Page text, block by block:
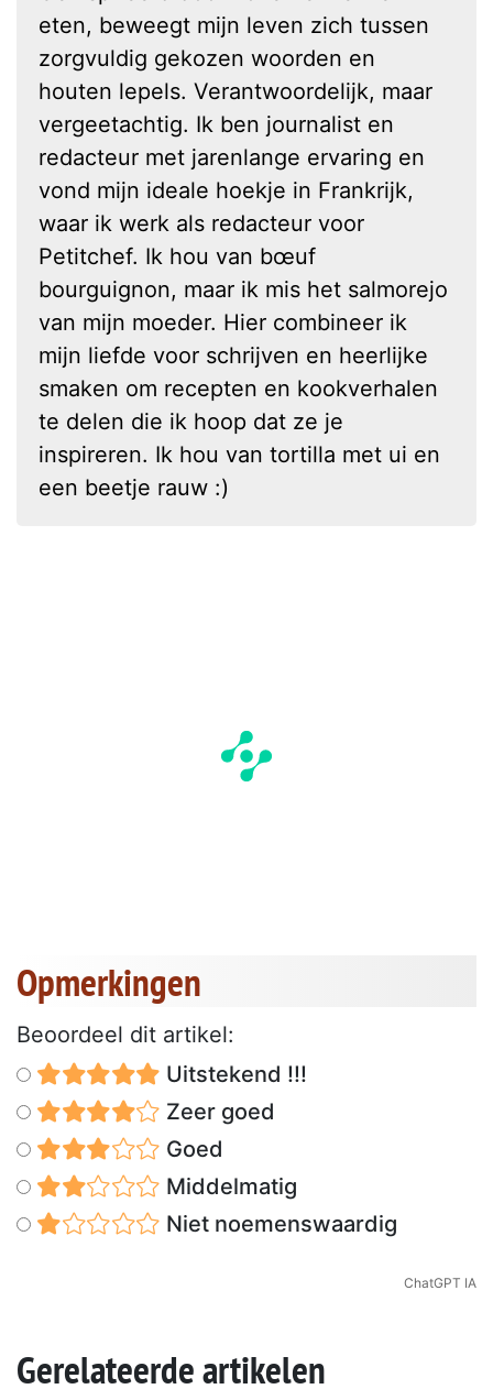
eten, beweegt mijn leven zich tussen
zorgvuldig gekozen woorden en
houten lepels. Verantwoordelijk, maar
vergeetachtig. Ik ben journalist en
redacteur met jarenlange ervaring en
vond mijn ideale hoekje in Frankrijk,
waar ik werk als redacteur voor
Petitchef. Ik hou van bœuf
bourguignon, maar ik mis het salmorejo
van mijn moeder. Hier combineer ik
mijn liefde voor schrijven en heerlijke
smaken om recepten en kookverhalen
te delen die ik hoop dat ze je
inspireren. Ik hou van tortilla met ui en
een beetje rauw :)
Opmerkingen
Beoordeel dit artikel:
Uitstekend !!!
Zeer goed
Goed
Middelmatig
Niet noemenswaardig
ChatGPT IA
Gerelateerde artikelen